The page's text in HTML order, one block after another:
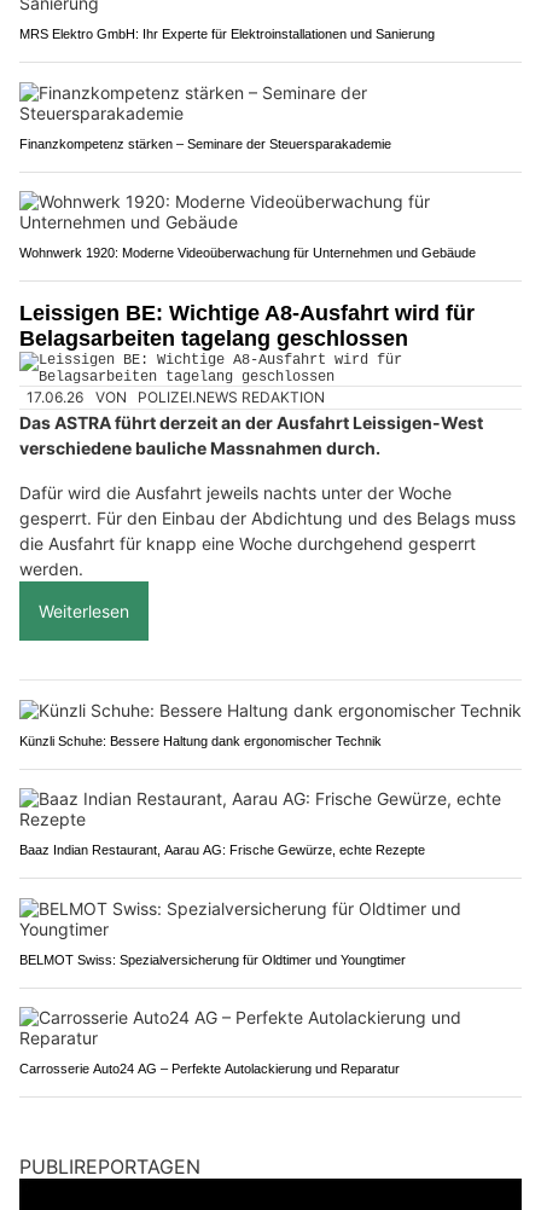
MRS Elektro GmbH: Ihr Experte für Elektroinstallationen und Sanierung
Finanzkompetenz stärken – Seminare der Steuersparakademie
Wohnwerk 1920: Moderne Videoüberwachung für Unternehmen und Gebäude
Leissigen BE: Wichtige A8-Ausfahrt wird für
Belagsarbeiten tagelang geschlossen
17.06.26 VON POLIZEI.NEWS REDAKTION
Das ASTRA führt derzeit an der Ausfahrt Leissigen-West
verschiedene bauliche Massnahmen durch.
Dafür wird die Ausfahrt jeweils nachts unter der Woche
gesperrt. Für den Einbau der Abdichtung und des Belags muss
die Ausfahrt für knapp eine Woche durchgehend gesperrt
werden.
Weiterlesen
Künzli Schuhe: Bessere Haltung dank ergonomischer Technik
Baaz Indian Restaurant, Aarau AG: Frische Gewürze, echte Rezepte
BELMOT Swiss: Spezialversicherung für Oldtimer und Youngtimer
Carrosserie Auto24 AG – Perfekte Autolackierung und Reparatur
PUBLIREPORTAGEN